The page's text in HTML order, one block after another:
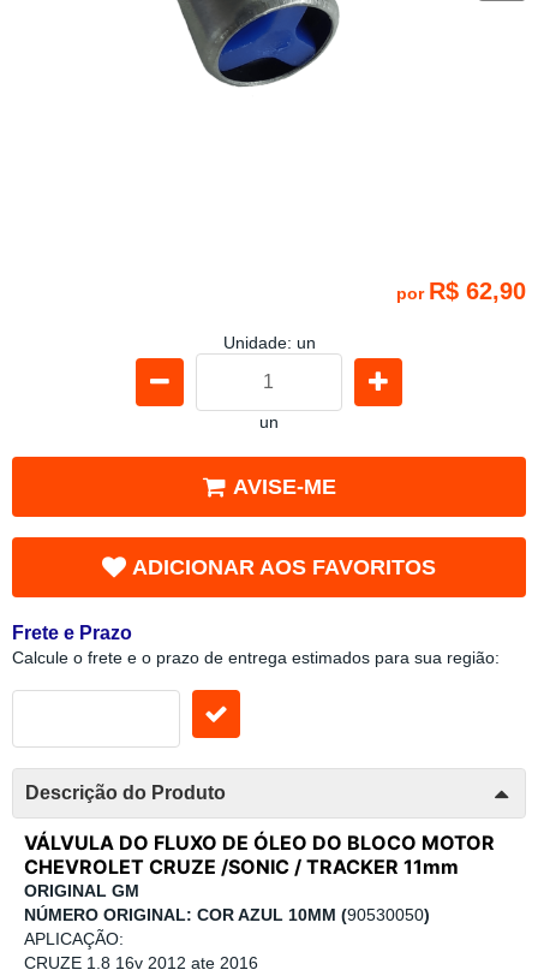
por R$ 62,90
Unidade: un
un
AVISE-ME
ADICIONAR AOS FAVORITOS
Frete e Prazo
Calcule o frete e o prazo de entrega estimados para sua região:
Descrição do Produto
VÁLVULA DO FLUXO DE ÓLEO DO BLOCO MOTOR
CHEVROLET CRUZE /SONIC / TRACKER 11mm
ORIGINAL GM
NÚMERO ORIGINAL: COR AZUL 10MM (90530050)
APLICAÇÃO:
CRUZE 1.8 16v 2012 ate 2016